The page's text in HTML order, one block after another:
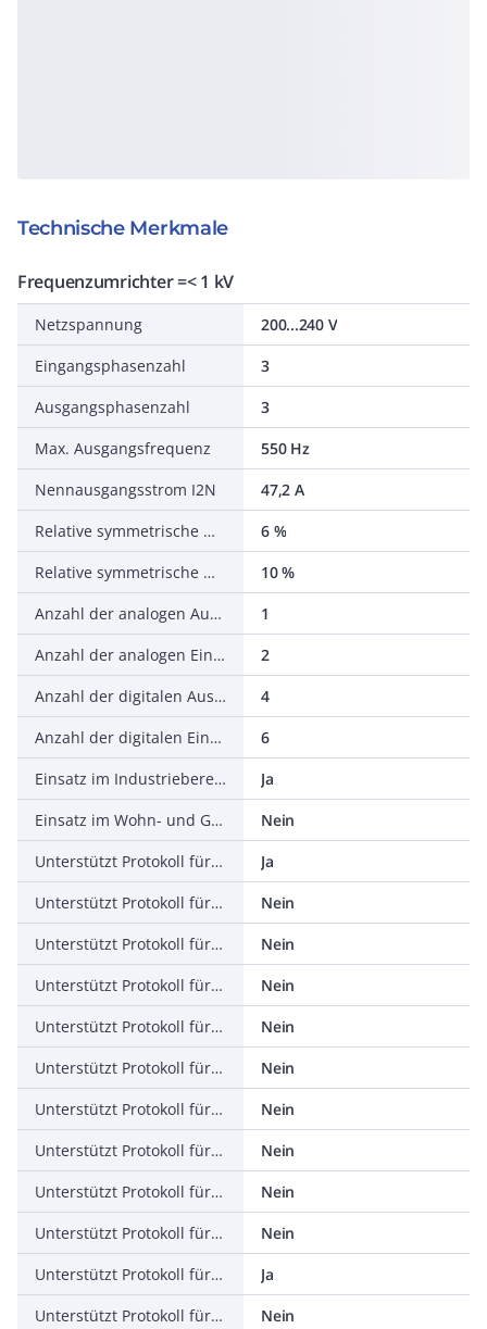
Technische Merkmale
Frequenzumrichter =< 1 kV
Netzspannung
200...240 V
Eingangsphasenzahl
3
Ausgangsphasenzahl
3
Max. Ausgangsfrequenz
550 Hz
Nennausgangsstrom I2N
47,2 A
Relative symmetrische Netzfrequenztoleranz
6 %
Relative symmetrische Netzspannungstoleranz
10 %
Anzahl der analogen Ausgänge
1
Anzahl der analogen Eingänge
2
Anzahl der digitalen Ausgänge
4
Anzahl der digitalen Eingänge
6
Einsatz im Industriebereich zulässig
Ja
Einsatz im Wohn- und Gewerbebereich zulässig
Nein
Unterstützt Protokoll für TCP/IP
Ja
Unterstützt Protokoll für PROFIBUS
Nein
Unterstützt Protokoll für CAN
Nein
Unterstützt Protokoll für INTERBUS
Nein
Unterstützt Protokoll für ASI
Nein
Unterstützt Protokoll für KNX
Nein
Unterstützt Protokoll für Data-Highway
Nein
Unterstützt Protokoll für DeviceNet
Nein
Unterstützt Protokoll für SUCONET
Nein
Unterstützt Protokoll für LON
Nein
Unterstützt Protokoll für PROFINET IO
Ja
Unterstützt Protokoll für PROFINET CBA
Nein